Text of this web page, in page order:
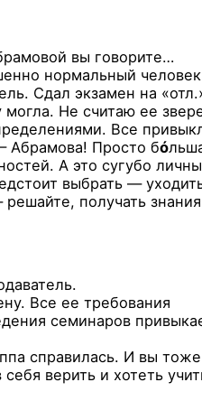
вы говорите…
нормальный человек
Сдал экзамен на
могла. Не считаю ее
Все
Абрамова! Просто бó
А это сугубо
выбрать —
получать знания
Все ее требования
семинаров
справилась. И вы тоже
верить и хотеть